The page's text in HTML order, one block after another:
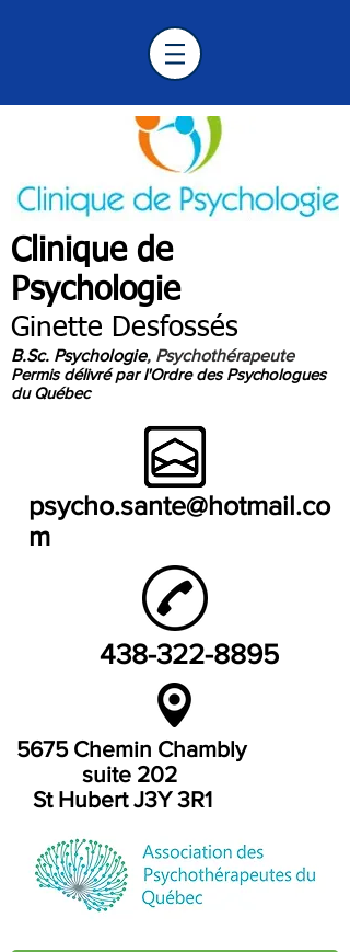
Clinique de
Psychologie
Ginette Desfossés
B.Sc. Psychologie, Psychothérapeute
Permis délivré par l'Ordre des Psychologues
du Québec
psycho.sante@hotmail.co
m
438-322-8895
5675 Chemin Chambly
suite 202
St Hubert J3Y 3R1